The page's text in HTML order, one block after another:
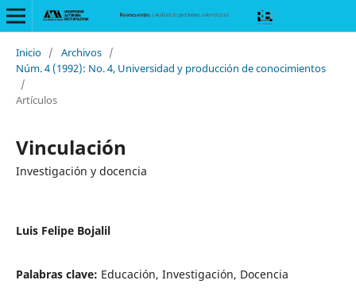
Inicio / Archivos /
Núm. 4 (1992): No. 4, Universidad y producción de conocimientos
/
Artículos
Vinculación
Investigación y docencia
Luis Felipe Bojalil
Palabras clave: Educación, Investigación, Docencia